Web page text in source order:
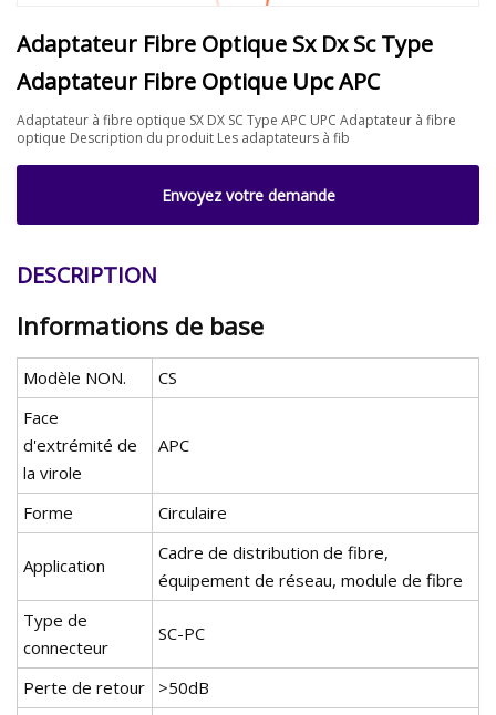
Adaptateur Fibre Optique Sx Dx Sc Type
Adaptateur Fibre Optique Upc APC
Adaptateur à fibre optique SX DX SC Type APC UPC Adaptateur à fibre
optique Description du produit Les adaptateurs à fib
Envoyez votre demande
DESCRIPTION
Informations de base
Modèle NON.
CS
Face
d'extrémité de
la virole
APC
Forme Circulaire
Application
Cadre de distribution de fibre,
équipement de réseau, module de fibre
Type de
connecteur
SC-PC
Perte de retour
>50dB